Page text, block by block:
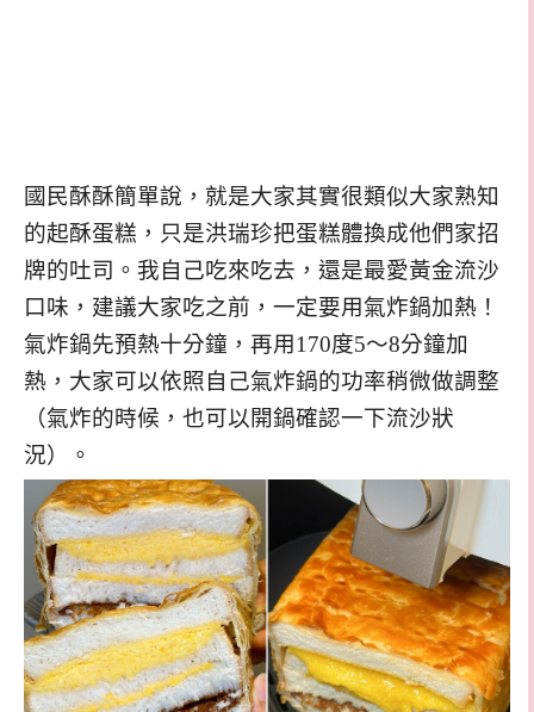
國民酥酥簡單說，就是大家其實很類似大家熟知
的起酥蛋糕，只是洪瑞珍把蛋糕體換成他們家招
牌的吐司。我自己吃來吃去，還是最愛黃金流沙
口味，建議大家吃之前，一定要用氣炸鍋加熱！
氣炸鍋先預熱十分鐘，再用170度5～8分鐘加
熱，大家可以依照自己氣炸鍋的功率稍微做調整
（氣炸的時候，也可以開鍋確認一下流沙狀
況）。